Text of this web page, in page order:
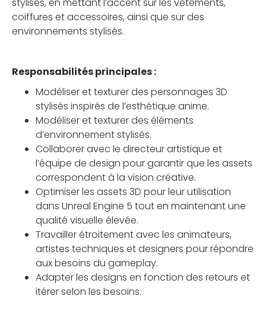
coiffures et accessoires, ainsi que sur des
environnements stylisés.
Responsabilités principales :
Modéliser et texturer des personnages 3D
stylisés inspirés de l’esthétique anime.
Modéliser et texturer des éléments
d’environnement stylisés.
Collaborer avec le directeur artistique et
l’équipe de design pour garantir que les assets
correspondent à la vision créative.
Optimiser les assets 3D pour leur utilisation
dans Unreal Engine 5 tout en maintenant une
qualité visuelle élevée.
Travailler étroitement avec les animateurs,
artistes techniques et designers pour répondre
aux besoins du gameplay.
Adapter les designs en fonction des retours et
itérer selon les besoins.